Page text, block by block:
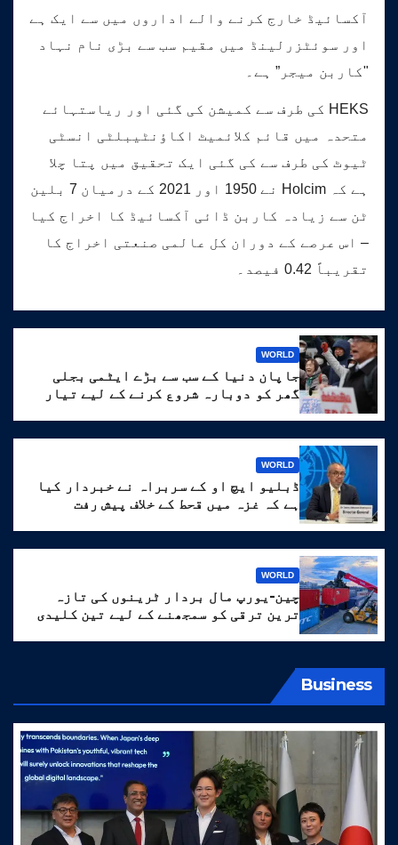
آکسائیڈ خارج کرنے والے اداروں میں سے ایک ہے
اور سوئٹزرلینڈ میں مقیم سب سے بڑی نام نہاد
"کاربن میجر” ہے۔
HEKS کی طرف سے کمیشن کی گئی اور ریاستہائے
متحدہ میں قائم کلائمیٹ اکاؤنٹیبلٹی انسٹی
ٹیوٹ کی طرف سے کی گئی ایک تحقیق میں پتا چلا
ہے کہ Holcim نے 1950 اور 2021 کے درمیان 7 بلین
ٹن سے زیادہ کاربن ڈائی آکسائیڈ کا اخراج کیا
– اس عرصے کے دوران کل عالمی صنعتی اخراج کا
تقریباً 0.42 فیصد۔
WORLD
جاپان دنیا کے سب سے بڑے ایٹمی بجلی
گھر کو دوبارہ شروع کرنے کے لیے تیار
WORLD
ڈبلیو ایچ او کے سربراہ نے خبردار کیا
ہے کہ غزہ میں قحط کے خلاف پیش رفت
WORLD
چین-یورپ مال بردار ٹرینوں کی تازہ
ترین ترقی کو سمجھنے کے لیے تین کلیدی
Business